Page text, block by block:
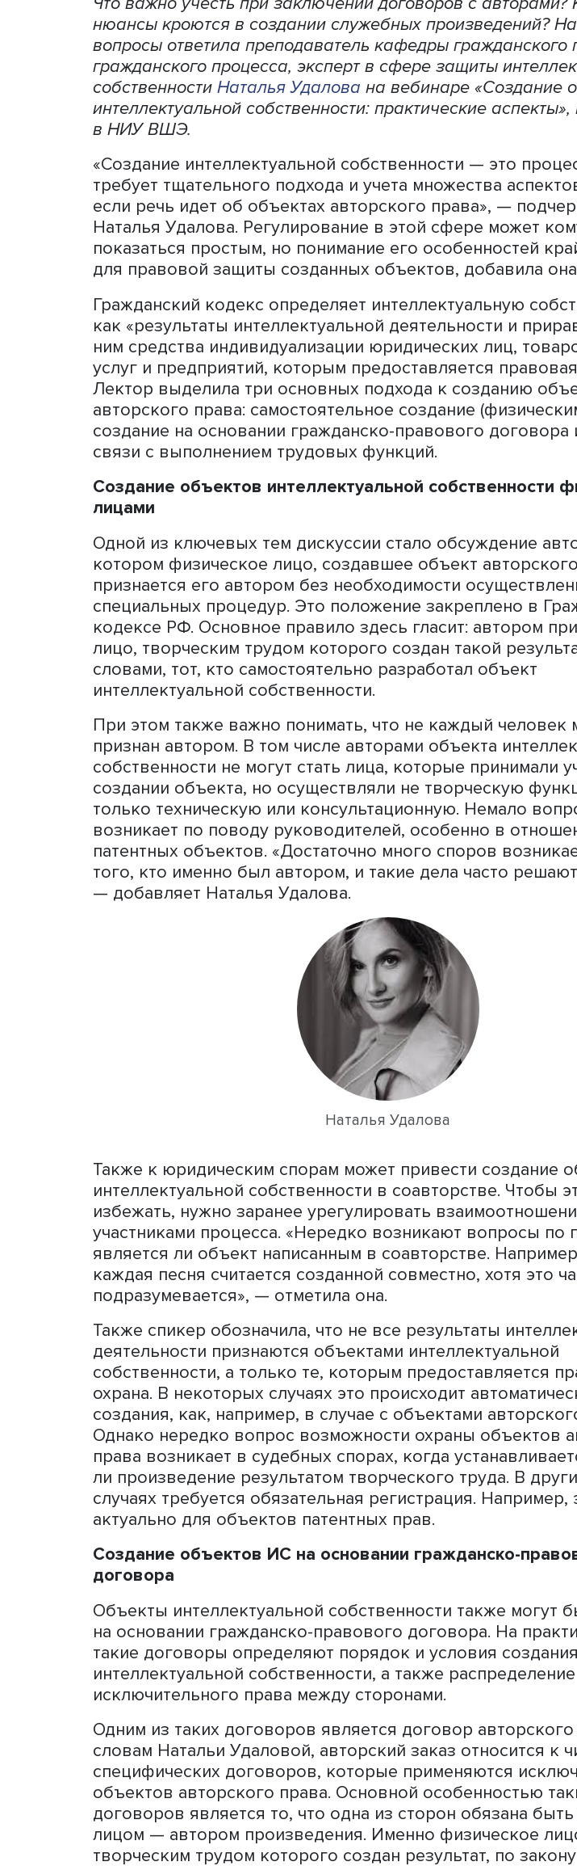
Фото: iStock
Как избежать споров при создании
Что важно учесть при заключении договоров с
нюансы кроются в создании служебных
вопросы ответила преподаватель кафедры
гражданского процесса, эксперт в сфере защиты
собственностиНаталья Удалована вебинаре
интеллектуальной собственности:
в НИУ ВШЭ.
«Создание интеллектуальной собственности —
требует тщательного подхода и учета
если речь идет об объектах авторского права»,
Наталья Удалова. Регулирование в этой сфере
показаться простым, но понимание его
для правовой защиты созданных объектов,
Гражданский кодекс определяет
как «результаты интеллектуальной
ним средства индивидуализации юридических
услуг и предприятий, которым предоставляется
Лектор выделила три основных подхода к
авторского права: самостоятельное создание
создание на основании гражданско-правового
связи с выполнением трудовых функций.
Создание объектов интеллектуальной
лицами
Одной из ключевых тем дискуссии стало
котором физическое лицо, создавшее объект
признается его автором без необходимости
специальных процедур. Это положение
кодексе РФ. Основное правило здесь гласит:
лицо, творческим трудом которого создан
словами, тот, кто самостоятельно разработал
интеллектуальной собственности.
При этом также важно понимать, что не каждый
признан автором. В том числе авторами объекта
собственности не могут стать лица, которые
создании объекта, но осуществляли не
только техническую или консультационную.
возникает по поводу руководителей, особенно
патентных объектов. «Достаточно много споров
— добавляет Наталья Удалова.
Наталья Удалова
Также к юридическим спорам может привести
интеллектуальной собственности в соавторстве.
избежать, нужно заранее урегулировать
участниками процесса. «Нередко возникают
каждая песня считается созданной совместно,
подразумевается», — отметила она.
Также спикер обозначила, что не все результаты
деятельности признаются объектами
собственности, а только те, которым
охрана. В некоторых случаях это происходит
создания, как, например, в случае с объектами
Однако нередко вопрос возможности охраны
права возникает в судебных спорах, когда
ли произведение результатом творческого